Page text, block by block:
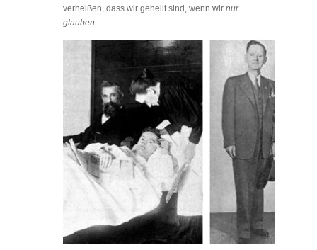
verheißen, dass wir geheilt sind, wenn wir nur
glauben.